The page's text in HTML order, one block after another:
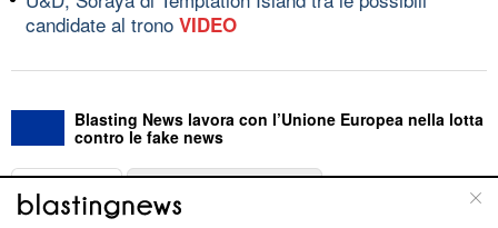
candidate al trono VIDEO
Blasting News lavora con l’Unione Europea nella lotta
contro le fake news
ABOUT